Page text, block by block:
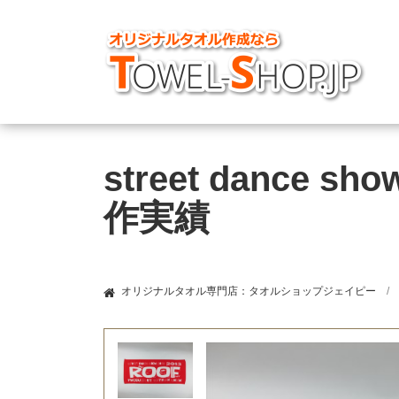
street dance
作実績
オリジナルタオル専門店：タオルショップジェイピー